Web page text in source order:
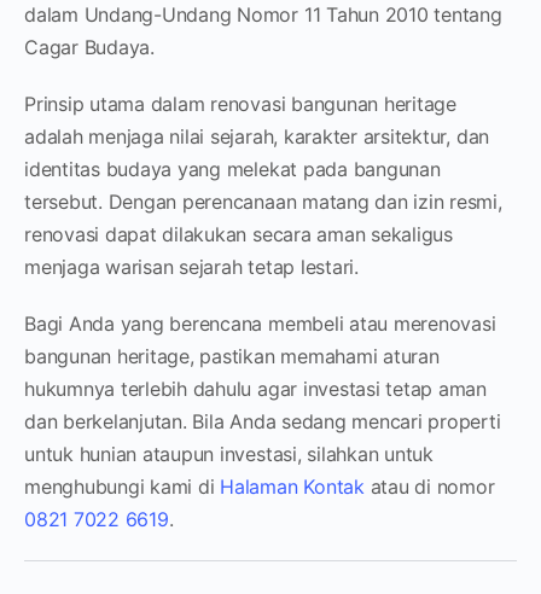
dalam Undang-Undang Nomor 11 Tahun 2010 tentang
Cagar Budaya.
Prinsip utama dalam renovasi bangunan heritage
adalah menjaga nilai sejarah, karakter arsitektur, dan
identitas budaya yang melekat pada bangunan
tersebut. Dengan perencanaan matang dan izin resmi,
renovasi dapat dilakukan secara aman sekaligus
menjaga warisan sejarah tetap lestari.
Bagi Anda yang berencana membeli atau merenovasi
bangunan heritage, pastikan memahami aturan
hukumnya terlebih dahulu agar investasi tetap aman
dan berkelanjutan. Bila Anda sedang mencari properti
untuk hunian ataupun investasi, silahkan untuk
menghubungi kami di Halaman Kontak atau di nomor
0821 7022 6619.